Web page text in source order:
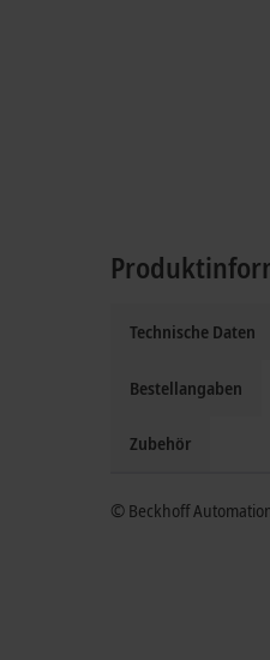
Technische Daten
Bestellangaben
Zubehör
© Beckhoff